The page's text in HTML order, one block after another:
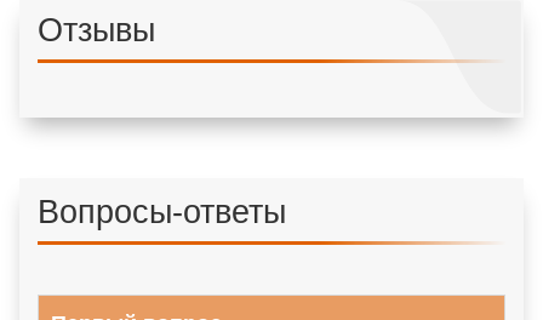
Отзывы
Вопросы-ответы